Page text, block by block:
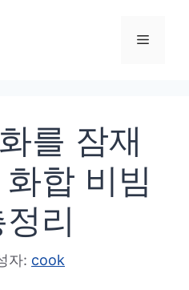
메
를 잠재
합 비빔
리
자: cook